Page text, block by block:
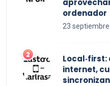
ordenador
23
internet,